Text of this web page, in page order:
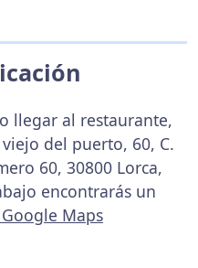
llegar al restaurante,
del puerto, 60, C.
60, 30800 Lorca,
encontrarás un
Maps